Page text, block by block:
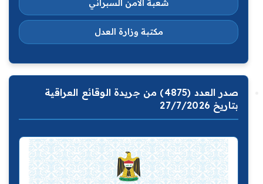
شعبة الامن السبراني
مكتبة وزارة العدل
صدر العدد (4875) من جريدة الوقائع العراقية
بتاريخ 27/7/2026